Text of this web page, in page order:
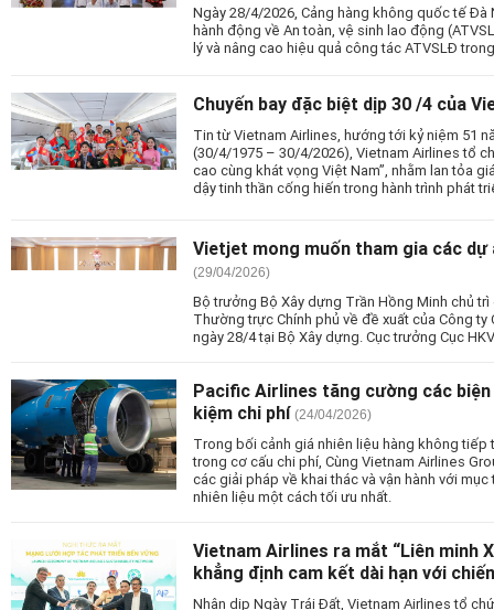
Ngày 28/4/2026, Cảng hàng không quốc tế
hành động về An toàn, vệ sinh lao động
lý và nâng cao hiệu quả công tác ATVSLĐ
Chuyến bay đặc biệt dịp 30 /4 của
Tin từ Vietnam Airlines, hướng tới kỷ niệm 51
(30/4/1975 – 30/4/2026), Vietnam Airlines tổ
cao cùng khát vọng Việt Nam”, nhằm lan tỏa
dậy tinh thần cống hiến trong hành trình phát
Vietjet mong muốn tham gia các dự
(29/04/2026)
Bộ trưởng Bộ Xây dựng Trần Hồng Minh chủ
Thường trực Chính phủ về đề xuất của Công
ngày 28/4 tại Bộ Xây dựng. Cục trưởng Cục
Pacific Airlines tăng cường các
kiệm chi phí (24/04/2026)
Trong bối cảnh giá nhiên liệu hàng không
trong cơ cấu chi phí, Cùng Vietnam Airlines
các giải pháp về khai thác và vận hành với
nhiên liệu một cách tối ưu nhất.
Vietnam Airlines ra mắt “Liên minh
khẳng định cam kết dài hạn với
Nhân dịp Ngày Trái Đất, Vietnam Airlines tổ